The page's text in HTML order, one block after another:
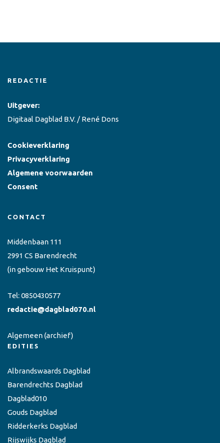
REDACTIE
Uitgever:
Digitaal Dagblad B.V. / René Dons
Cookieverklaring
Privacyverklaring
Algemene voorwaarden
Consent
CONTACT
Middenbaan 111
2991 CS Barendrecht
(in gebouw Het Kruispunt)
Tel: 0850430577
redactie@dagblad070.nl
Algemeen(archief)
EDITIES
Albrandswaards Dagblad
Barendrechts Dagblad
Dagblad010
Gouds Dagblad
Ridderkerks Dagblad
Rijswijks Dagblad